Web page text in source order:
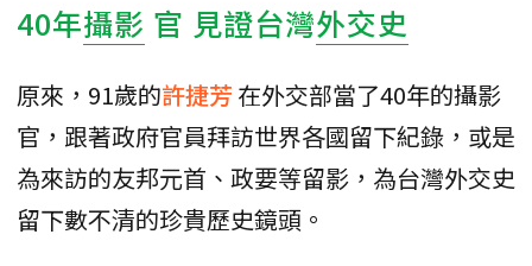
40年攝影 官 見證台灣外交史
原來，91歲的許捷芳 在外交部當了40年的攝影
官，跟著政府官員拜訪世界各國留下紀錄，或是
為來訪的友邦元首、政要等留影，為台灣外交史
留下數不清的珍貴歷史鏡頭。